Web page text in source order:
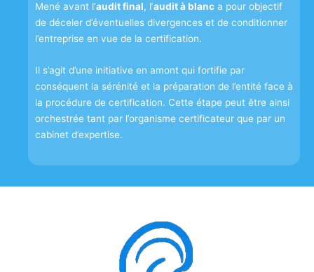
Mené avant l’audit final, l’audit à blanc a pour objectif
de déceler d’éventuelles divergences et de conditionner
l’entreprise en vue de la certification.
Il s’agit d’une initiative en amont qui fortifie par
conséquent la sérénité et la préparation de l’entité face à
la procédure de certification. Cette étape peut être ainsi
orchestrée tant par l’organisme certificateur que par un
cabinet d’expertise.